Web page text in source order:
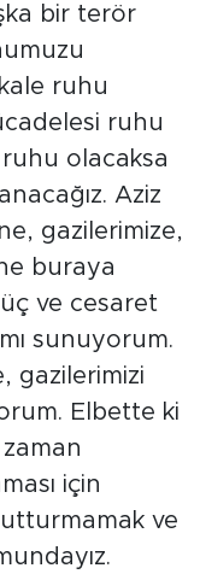
bir terör
ruhu
ruhu
olacaksa
Aziz
gazilerimize,
buraya
ve cesaret
sunuyorum.
gazilerimizi
Elbette ki
için
ve